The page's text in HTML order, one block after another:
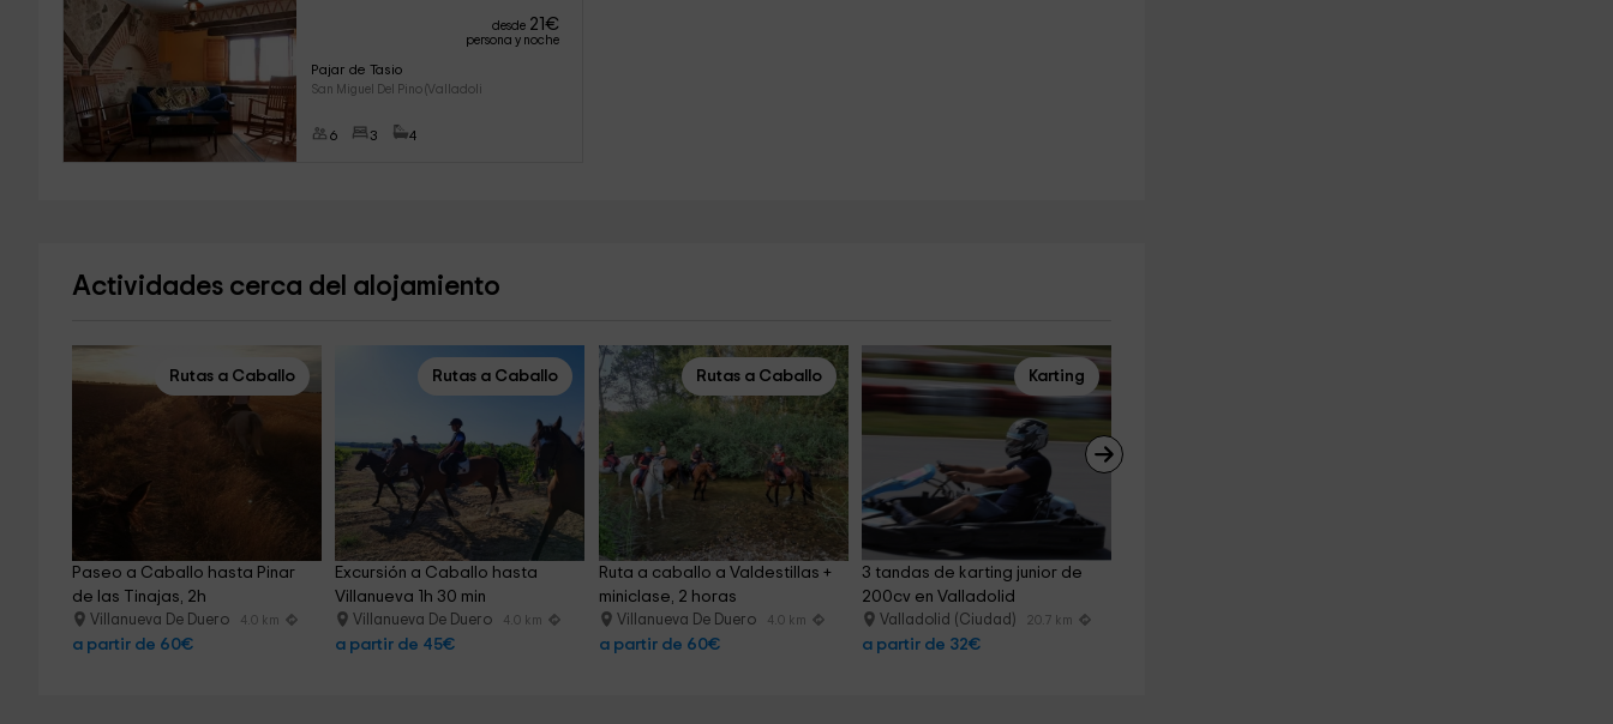
desde 21€
persona y noche
Pajar de Tasio
San Miguel Del Pino (Valladoli
6 3 4
Actividades cerca del alojamiento
Rutas a Caballo
Paseo a Caballo hasta Pinar
de las Tinajas, 2h
Villanueva De Duero 4.0 km
a partir de 60€
Rutas a Caballo
Excursión a Caballo hasta
Villanueva 1h 30 min
Villanueva De Duero 4.0 km
a partir de 45€
Rutas a Caballo
Ruta a caballo a Valdestillas +
miniclase, 2 horas
Villanueva De Duero 4.0 km
a partir de 60€
Karting
3 tandas de karting junior de
200cv en Valladolid
Valladolid (Ciudad) 20.7 km
a partir de 32€